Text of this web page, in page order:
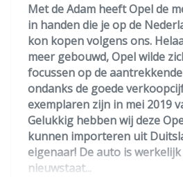
Elektronisch stabiliteits
Hoofd airbag(s) achter
Hoofd airbag(s) voor
Passagiersairbag
Zij airbag(s) voor
Interieur
Achterbank in delen
Met de Adam heeft Opel de
in handen die je op de
kon kopen volgens ons.
meer gebouwd, Opel wilde
focussen op de
ondanks de goede
exemplaren zijn in mei 2019
Gelukkig hebben wij deze
kunnen importeren uit
eigenaar! De auto is
nieuwstaat...